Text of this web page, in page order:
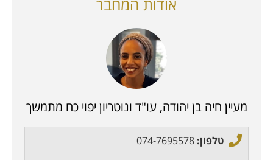
אודות המחבר
מעיין חיה בן יהודה, עו"ד ונוטריון יפוי כח מתמשך
טלפון: 074-7695578